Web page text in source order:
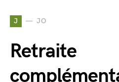
J JO
Retraite